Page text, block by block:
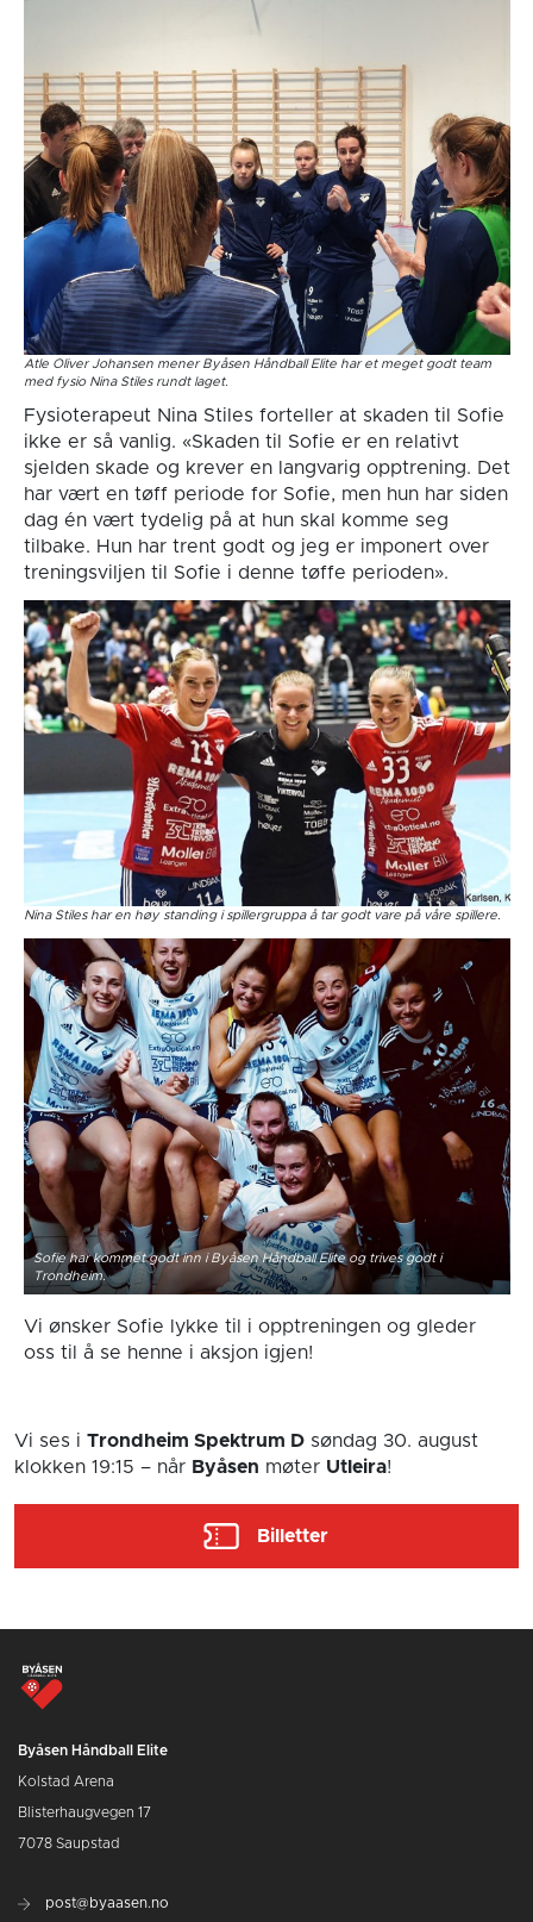
Atle Oliver Johansen mener Byåsen Håndball Elite har et meget godt team
med fysio Nina Stiles rundt laget.
Fysioterapeut Nina Stiles forteller at skaden til Sofie
ikke er så vanlig. «Skaden til Sofie er en relativt
sjelden skade og krever en langvarig opptrening. Det
har vært en tøff periode for Sofie, men hun har siden
dag én vært tydelig på at hun skal komme seg
tilbake. Hun har trent godt og jeg er imponert over
treningsviljen til Sofie i denne tøffe perioden».
Nina Stiles har en høy standing i spillergruppa å tar godt vare på våre spillere.
Sofie har kommet godt inn i Byåsen Håndball Elite og trives godt i
Trondheim.
Vi ønsker Sofie lykke til i opptreningen og gleder
oss til å se henne i aksjon igjen!
Vi ses i Trondheim Spektrum D søndag 30. august
klokken 19:15 – når Byåsen møter Utleira!
Billetter
Byåsen Håndball Elite
Kolstad Arena
Blisterhaugvegen 17
7078 Saupstad
post@byaasen.no